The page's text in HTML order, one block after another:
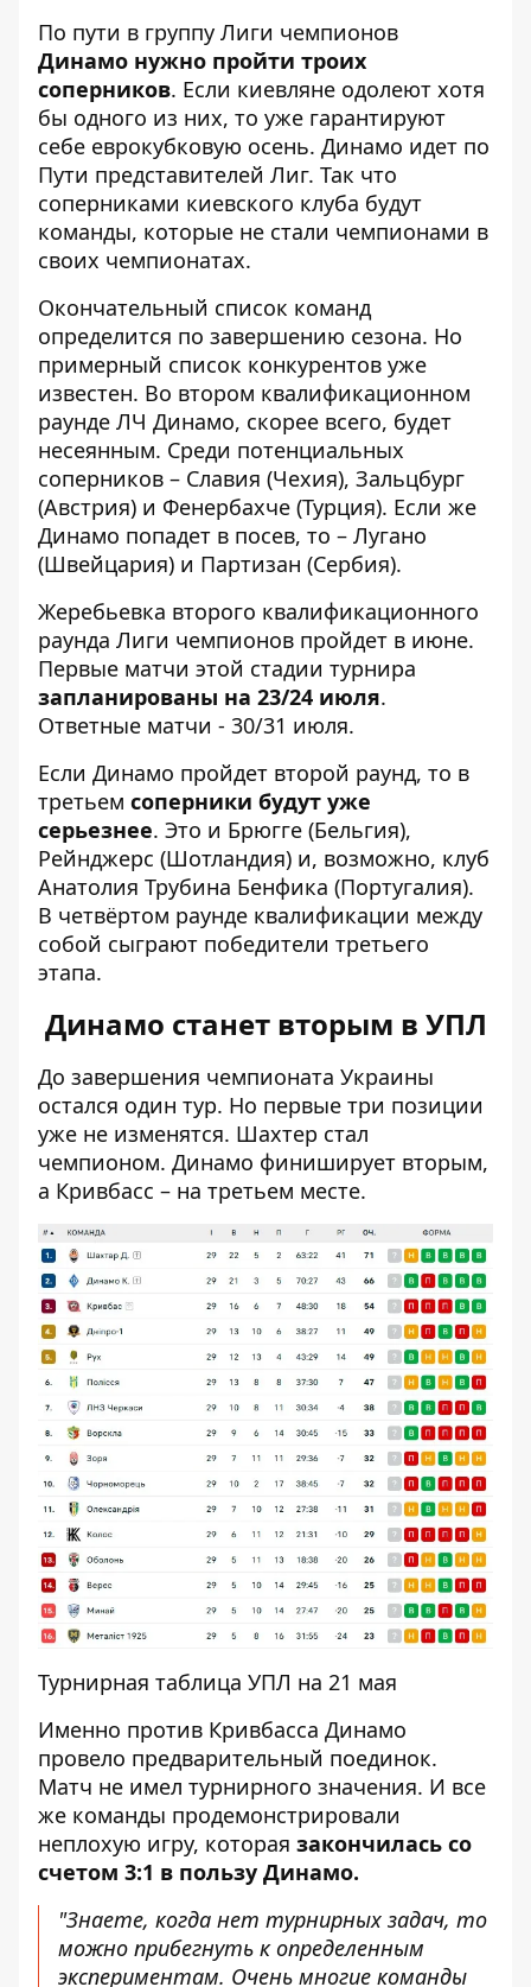
По пути в группу Лиги чемпионов
Динамо нужно пройти троих
соперников. Если киевляне одолеют хотя
бы одного из них, то уже гарантируют
себе еврокубковую осень. Динамо идет по
Пути представителей Лиг. Так что
соперниками киевского клуба будут
команды, которые не стали чемпионами в
своих чемпионатах.
Окончательный список команд
определится по завершению сезона. Но
примерный список конкурентов уже
известен. Во втором квалификационном
раунде ЛЧ Динамо, скорее всего, будет
несеянным. Среди потенциальных
соперников – Славия (Чехия), Зальцбург
(Австрия) и Фенербахче (Турция). Если же
Динамо попадет в посев, то – Лугано
(Швейцария) и Партизан (Сербия).
Жеребьевка второго квалификационного
раунда Лиги чемпионов пройдет в июне.
Первые матчи этой стадии турнира
запланированы на 23/24 июля.
Ответные матчи - 30/31 июля.
Если Динамо пройдет второй раунд, то в
третьем соперники будут уже
серьезнее. Это и Брюгге (Бельгия),
Рейнджерс (Шотландия) и, возможно, клуб
Анатолия Трубина Бенфика (Португалия).
В четвёртом раунде квалификации между
собой сыграют победители третьего
этапа.
Динамо станет вторым в УПЛ
До завершения чемпионата Украины
остался один тур. Но первые три позиции
уже не изменятся. Шахтер стал
чемпионом. Динамо финиширует вторым,
а Кривбасс – на третьем месте.
Турнирная таблица УПЛ на 21 мая
Именно против Кривбасса Динамо
провело предварительный поединок.
Матч не имел турнирного значения. И все
же команды продемонстрировали
неплохую игру, которая закончилась со
счетом 3:1 в пользу Динамо.
"Знаете, когда нет турнирных задач, то
можно прибегнуть к определенным
экспериментам. Очень многие команды